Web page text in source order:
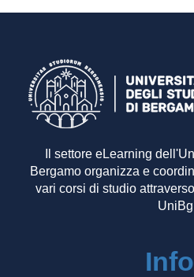
Il settore eLearning
Bergamo organizza e
vari corsi di studio